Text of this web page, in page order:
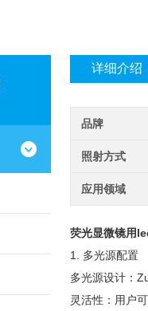
详细介绍
品牌
照射方式
应用领域
荧光显微镜用
1. 多光源配置
多光源设计：
灵活性：用户